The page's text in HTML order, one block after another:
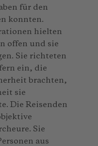
für den
konnten.
hielten
offen und sie
Sie richteten
ein, die
brachten,
sie
Die Reisenden
Sie
aus